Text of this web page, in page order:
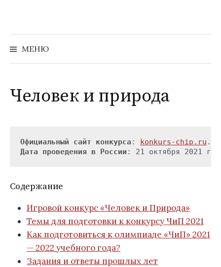
содержимому
МЕНЮ
Найти:
Человек и природа
Официальный сайт конкурса : konkurs-chip.ru
Дата проведения в России
Содержание
Игровой конкурс «Человек и Природа»
Темы для подготовки к конкурсу ЧиП 2021
Как подготовиться к олимпиаде «ЧиП» 2021
— 2022 учебного года?
Задания и ответы прошлых лет